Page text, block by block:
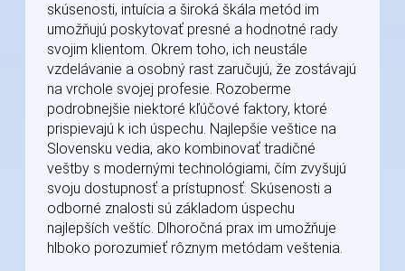
skúsenosti, intuícia a široká škála metód im
umožňujú poskytovať presné a hodnotné rady
svojim klientom. Okrem toho, ich neustále
vzdelávanie a osobný rast zaručujú, že zostávajú
na vrchole svojej profesie. Rozoberme
podrobnejšie niektoré kľúčové faktory, ktoré
prispievajú k ich úspechu. Najlepšie veštice na
Slovensku vedia, ako kombinovať tradičné
veštby s modernými technológiami, čím zvyšujú
svoju dostupnosť a prístupnosť. Skúsenosti a
odborné znalosti sú základom úspechu
najlepších veštíc. Dlhoročná prax im umožňuje
hlboko porozumieť rôznym metódam veštenia.